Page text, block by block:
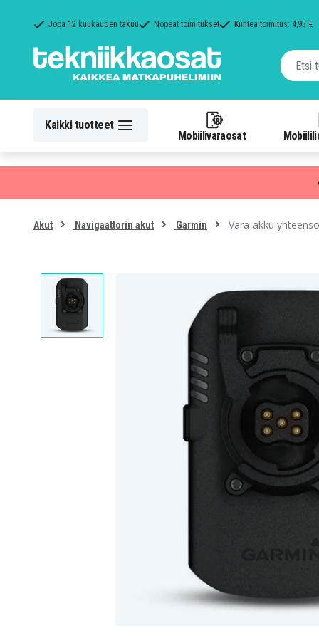
Jopa 12 kuukauden takuu Nopeat toimitukset Kiinteä toimitus: 4,95 €
Kaikki tuotteet
Mobiilivaraosat
Akut Navigaattorin akut Garmin Vara-akku